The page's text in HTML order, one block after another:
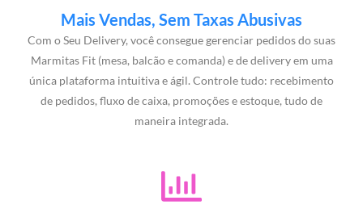
Mais Vendas, Sem Taxas Abusivas
Com o Seu Delivery, você consegue gerenciar pedidos do suas
Marmitas Fit (mesa, balcão e comanda) e de delivery em uma
única plataforma intuitiva e ágil. Controle tudo: recebimento
de pedidos, fluxo de caixa, promoções e estoque, tudo de
maneira integrada.